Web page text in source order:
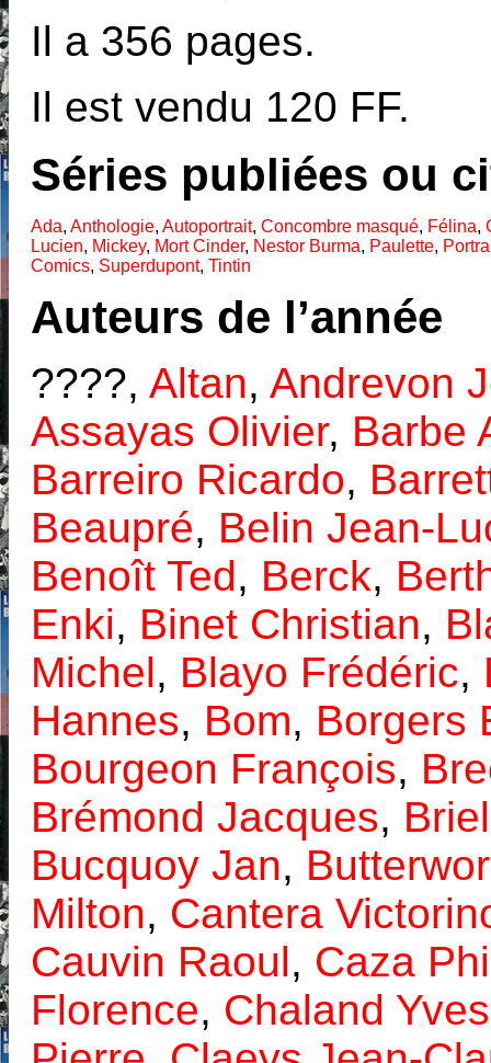
Il a 356 pages.
Il est vendu 120 FF.
Séries publiées ou
Ada, Anthologie, Autoportrait, Concombre masqué, Félina,
Lucien, Mickey, Mort Cinder, Nestor Burma, Paulette,
Comics, Superdupont, Tintin
Auteurs de l’année
????, Altan, Andrevon
Assayas Olivier, Barbe
Barreiro Ricardo,
Beaupré, Belin Jean-
Benoît Ted, Berck,
Enki, Binet Christian,
Michel, Blayo Frédéric,
Hannes, Bom, Borgers
Bourgeon François,
Brémond Jacques,
Bucquoy Jan,
Milton, Cantera
Cauvin Raoul, Caza
Florence, Chaland Yves